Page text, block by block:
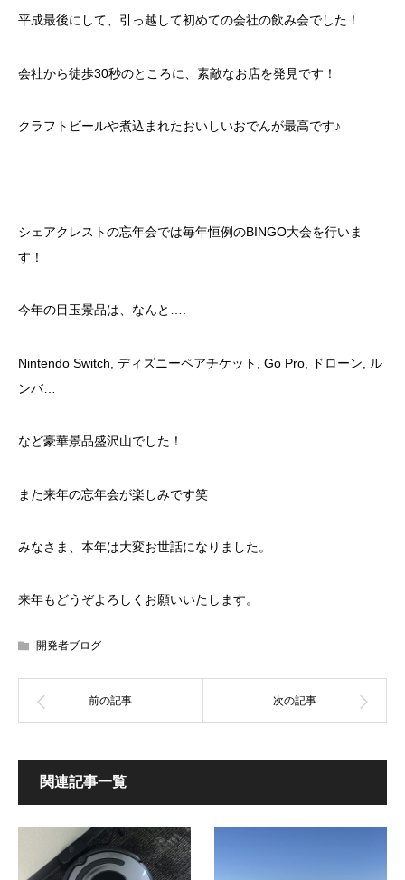
平成最後にして、引っ越して初めての会社の飲み会でした！
会社から徒歩30秒のところに、素敵なお店を発見です！
クラフトビールや煮込まれたおいしいおでんが最高です♪
シェアクレストの忘年会では毎年恒例のBINGO大会を行いま
す！
今年の目玉景品は、なんと….
Nintendo Switch, ディズニーペアチケット, Go Pro, ドローン, ル
ンバ…
など豪華景品盛沢山でした！
また来年の忘年会が楽しみです笑
みなさま、本年は大変お世話になりました。
来年もどうぞよろしくお願いいたします。
開発者ブログ
関連記事一覧